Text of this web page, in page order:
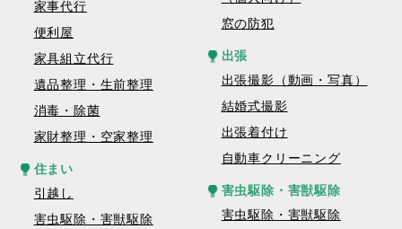
家事代行
便利屋
家具組立代行
遺品整理・生前整理
消毒・除菌
家財整理・空家整理
住まい
引越し
害虫駆除・害獣駆除
窓の防犯
出張
出張撮影（動画・写真）
結婚式撮影
出張着付け
自動車クリーニング
害虫駆除・害獣駆除
害虫駆除・害獣駆除